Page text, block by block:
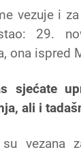
vezuje i
29.
ona ispred
sjećate
ali i
su vezana